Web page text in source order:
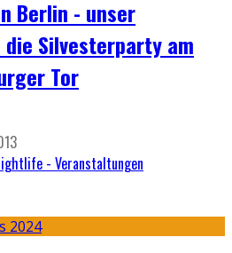
Berlin - unser
Silvesterparty am
Tor
- Veranstaltungen